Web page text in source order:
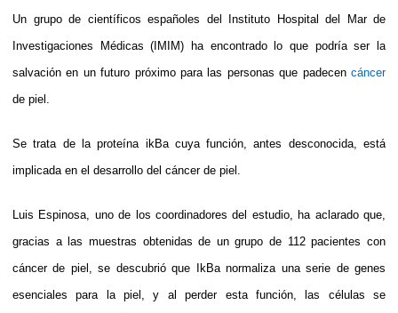
Un grupo de científicos españoles del Instituto Hospital del Mar de
Investigaciones Médicas (IMIM) ha encontrado lo que podría ser la
salvación en un futuro próximo para las personas que padecen cáncer
de piel.
Se trata de la proteína ikBa cuya función, antes desconocida, está
implicada en el desarrollo del cáncer de piel.
Luis Espinosa, uno de los coordinadores del estudio, ha aclarado que,
gracias a las muestras obtenidas de un grupo de 112 pacientes con
cáncer de piel, se descubrió que IkBa normaliza una serie de genes
esenciales para la piel, y al perder esta función, las células se